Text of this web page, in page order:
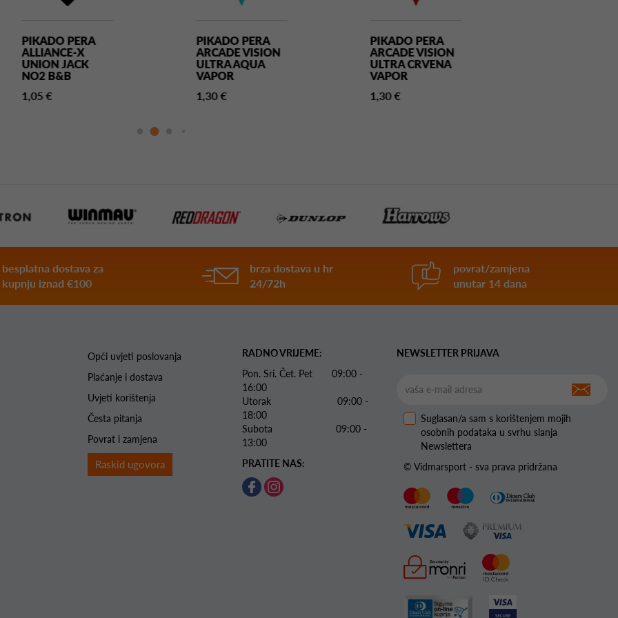
PIKADO PERA
ALLIANCE-X
UNION JACK
NO2 B&B
1,05 €
PIKADO PERA
ARCADE VISION
ULTRA AQUA
VAPOR
1,30 €
PIKADO PERA
ARCADE VISION
ULTRA CRVENA
VAPOR
1,30 €
besplatna dostava za
kupnju iznad €100
brza dostava u hr
24/72h
povrat/zamjena
unutar 14 dana
Opći uvjeti poslovanja
Plaćanje i dostava
Uvjeti korištenja
Česta pitanja
Povrat i zamjena
Raskid ugovora
RADNO VRIJEME:
Pon. Sri. Čet. Pet 09:00 -
16:00
Utorak 09:00 -
18:00
Subota 09:00 -
13:00
PRATITE NAS:
NEWSLETTER PRIJAVA
Suglasan/a sam s korištenjem mojih
osobnih podataka u svrhu slanja
Newslettera
© Vidmarsport - sva prava pridržana